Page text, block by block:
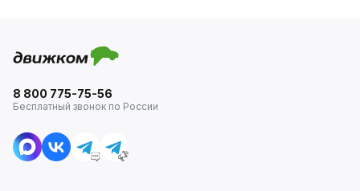
8 800 775-75-56
Бесплатный звонок по России